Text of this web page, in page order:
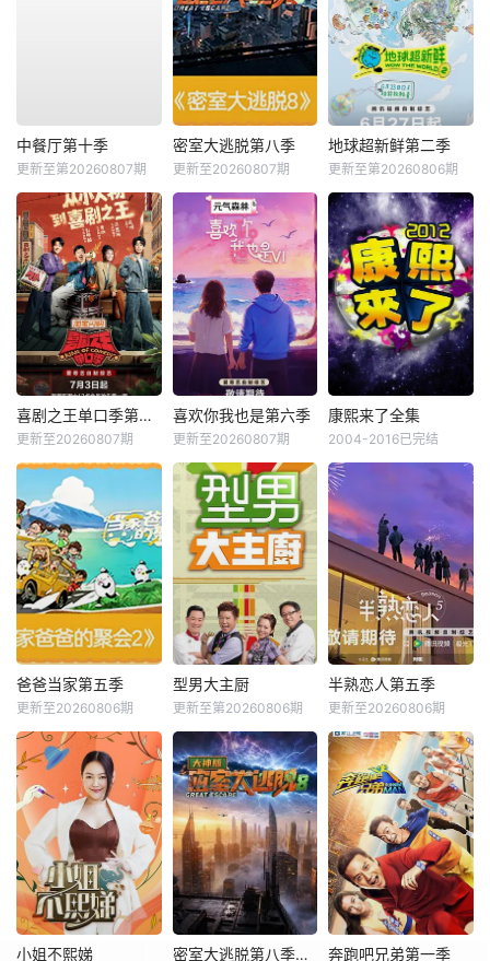
中餐厅第十季
更新至第20260807期
密室大逃脱第八季
更新至20260807期
地球超新鲜第二季
更新至第20260806期
喜剧之王单口季第三季
更新至20260807期
喜欢你我也是第六季
更新至20260807期
康熙来了全集
2004-2016已完结
爸爸当家第五季
更新至20260806期
型男大主厨
更新至第20260806期
半熟恋人第五季
更新至20260806期
小姐不熙娣 密室大逃脱第八季大神版 奔跑吧兄弟第一季